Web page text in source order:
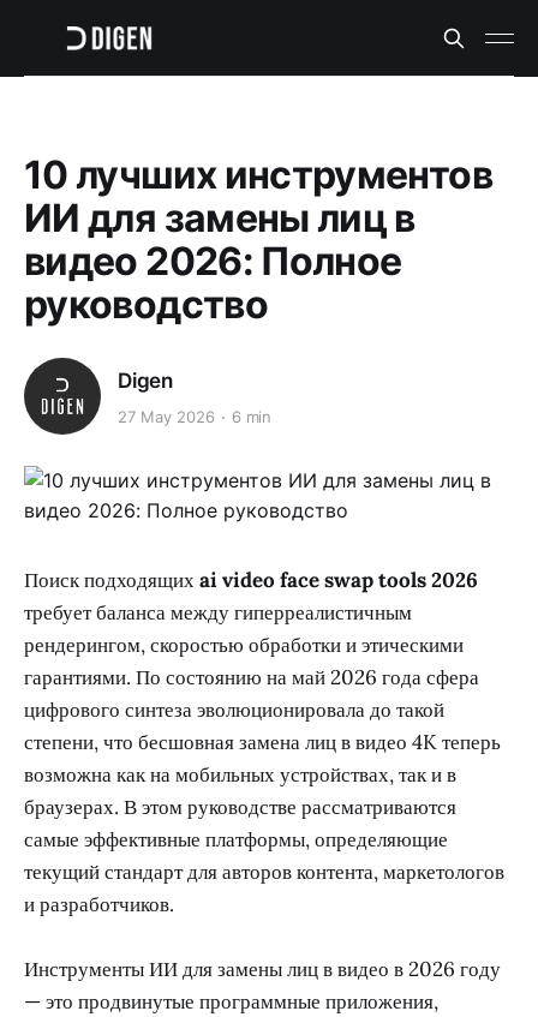
10 лучших инструментов
ИИ для замены лиц в
видео 2026: Полное
руководство
Digen
27 May 2026 6 min
Поиск подходящихai video face swap tools 2026
требует баланса между гиперреалистичным
рендерингом, скоростью обработки и этическими
гарантиями. По состоянию на май 2026 года сфера
цифрового синтеза эволюционировала до такой
степени, что бесшовная замена лиц в видео 4K теперь
возможна как на мобильных устройствах, так и в
браузерах. В этом руководстве рассматриваются
самые эффективные платформы, определяющие
текущий стандарт для авторов контента, маркетологов
и разработчиков.
Инструменты ИИ для замены лиц в видео в 2026 году
— это продвинутые программные приложения,